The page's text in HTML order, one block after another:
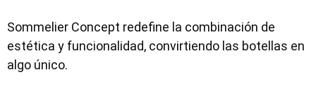
Sommelier Concept redefine la combinación de
estética y funcionalidad, convirtiendo las botellas en
algo único.